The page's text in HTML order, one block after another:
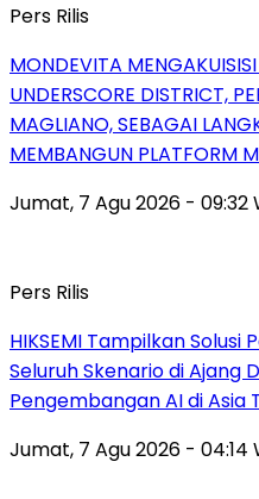
Pers Rilis
MONDEVITA
UNDERSCORE DISTRICT,
MAGLIANO, SEBAGAI
MEMBANGUN PLATFORM
Jumat, 7 Agu 2026 - 09:32
Pers Rilis
HIKSEMI Tampilkan
Seluruh Skenario di Ajang
Pengembangan AI di Asia
Jumat, 7 Agu 2026 - 04:14